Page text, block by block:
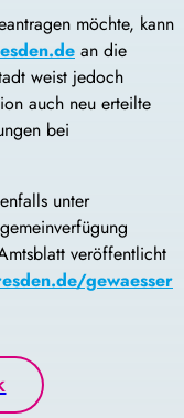
möchte, kann
an die
weist jedoch
auch neu erteilte
bei
unter
veröffentlicht
gewaesser